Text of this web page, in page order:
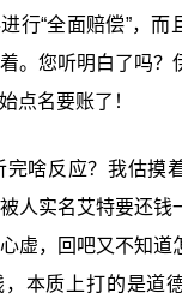
行“全面赔偿”，而
。您听明白了吗？
点名要账了！
完啥反应？我估摸
人实名艾特要还
虚，回吧又不知道
本质上打的是道